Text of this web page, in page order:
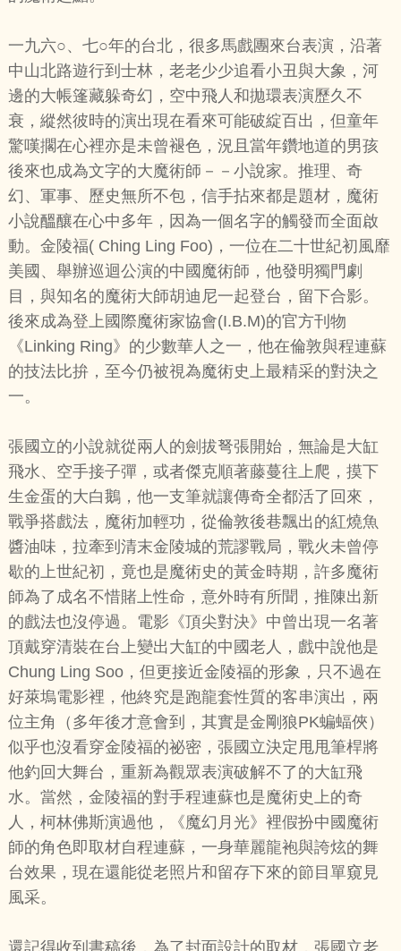
一九六○、七○年的台北，很多馬戲團來台表演，沿著
中山北路遊行到士林，老老少少追看小丑與大象，河
邊的大帳篷藏躲奇幻，空中飛人和拋環表演歷久不
衰，縱然彼時的演出現在看來可能破綻百出，但童年
驚嘆擱在心裡亦是未曾褪色，況且當年鑽地道的男孩
後來也成為文字的大魔術師－－小說家。推理、奇
幻、軍事、歷史無所不包，信手拈來都是題材，魔術
小說醞釀在心中多年，因為一個名字的觸發而全面啟
動。金陵福( Ching Ling Foo)，一位在二十世紀初風靡
美國、舉辦巡迴公演的中國魔術師，他發明獨門劇
目，與知名的魔術大師胡迪尼一起登台，留下合影。
後來成為登上國際魔術家協會(I.B.M)的官方刊物
《Linking Ring》的少數華人之一，他在倫敦與程連蘇
的技法比拚，至今仍被視為魔術史上最精采的對決之
一。
張國立的小說就從兩人的劍拔弩張開始，無論是大缸
飛水、空手接子彈，或者傑克順著藤蔓往上爬，摸下
生金蛋的大白鵝，他一支筆就讓傳奇全都活了回來，
戰爭搭戲法，魔術加輕功，從倫敦後巷飄出的紅燒魚
醬油味，拉牽到清末金陵城的荒謬戰局，戰火未曾停
歇的上世紀初，竟也是魔術史的黃金時期，許多魔術
師為了成名不惜賭上性命，意外時有所聞，推陳出新
的戲法也沒停過。電影《頂尖對決》中曾出現一名著
頂戴穿清裝在台上變出大缸的中國老人，戲中說他是
Chung Ling Soo，但更接近金陵福的形象，只不過在
好萊塢電影裡，他終究是跑龍套性質的客串演出，兩
位主角（多年後才意會到，其實是金剛狼PK蝙蝠俠）
似乎也沒看穿金陵福的祕密，張國立決定甩甩筆桿將
他釣回大舞台，重新為觀眾表演破解不了的大缸飛
水。當然，金陵福的對手程連蘇也是魔術史上的奇
人，柯林佛斯演過他，《魔幻月光》裡假扮中國魔術
師的角色即取材自程連蘇，一身華麗龍袍與誇炫的舞
台效果，現在還能從老照片和留存下來的節目單窺見
風采。